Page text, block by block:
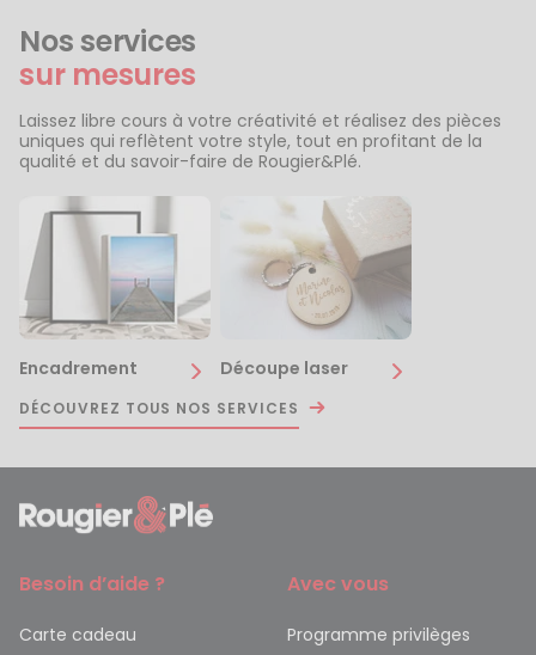
Nos services
sur mesures
Laissez libre cours à votre créativité et réalisez des pièces
uniques qui reflètent votre style, tout en profitant de la
qualité et du savoir-faire de Rougier&Plé.
Encadrement Découpe laser
DÉCOUVREZ TOUS NOS SERVICES
Besoin d’aide ?
Carte cadeau
Avec vous
Programme privilèges